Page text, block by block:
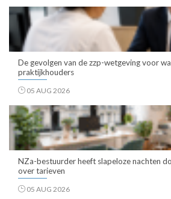
De gevolgen van de zzp-wetgeving voor
praktijkhouders
05 AUG 2026
NZa-bestuurder heeft slapeloze nachten
over tarieven
05 AUG 2026